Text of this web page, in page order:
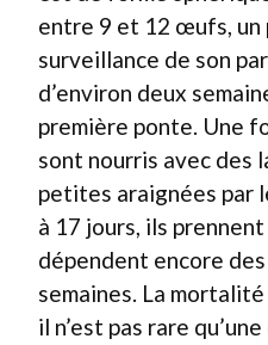
entre 9 et 12 œufs, un
surveillance de son
d’environ deux
première ponte. Une
sont nourris avec des
petites araignées par
à 17 jours, ils
dépendent encore
semaines. La
il n’est pas rare